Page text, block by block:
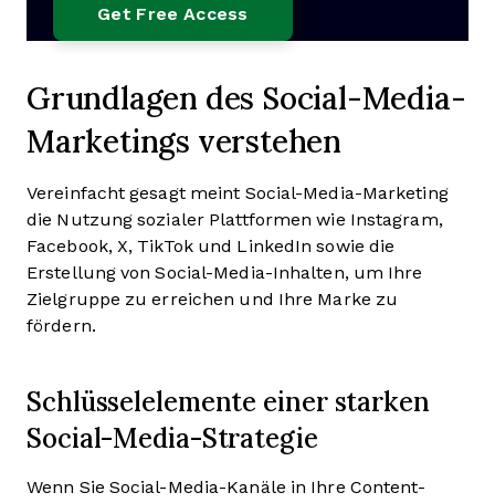
Grundlagen des Social-Media-
Marketings verstehen
Vereinfacht gesagt meint Social-Media-Marketing
die Nutzung sozialer Plattformen wie Instagram,
Facebook, X, TikTok und LinkedIn sowie die
Erstellung von Social-Media-Inhalten, um Ihre
Zielgruppe zu erreichen und Ihre Marke zu
fördern.
Schlüsselelemente einer starken
Social-Media-Strategie
Wenn Sie Social-Media-Kanäle in Ihre Content-